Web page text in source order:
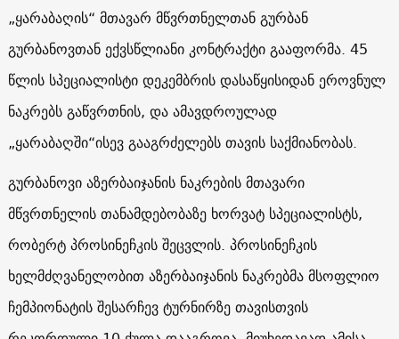
„ყარაბაღის“ მთავარ მწვრთნელთან გურბან
გურბანოვთან ექვსწლიანი კონტრაქტი გააფორმა. 45
წლის სპეციალისტი დეკემბრის დასაწყისიდან ეროვნულ
ნაკრებს გაწვრთნის, და ამავდროულად
„ყარაბაღში“ისევ გააგრძელებს თავის საქმიანობას.
გურბანოვი აზერბაიჯანის ნაკრების მთავარი
მწვრთნელის თანამდებობაზე ხორვატ სპეციალისტს,
რობერტ პროსინეჩკის შეცვლის. პროსინეჩკის
ხელმძღვანელობით აზერბაიჯანის ნაკრებმა მსოფლიო
ჩემპიონატის შესარჩევ ტურნირზე თავისთვის